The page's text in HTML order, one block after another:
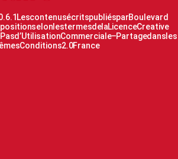
Les contenus écrits publiés par Boulevard
selon les termes de la Licence Creative
d’Utilisation Commerciale – Partage dans les
Conditions 2.0 France